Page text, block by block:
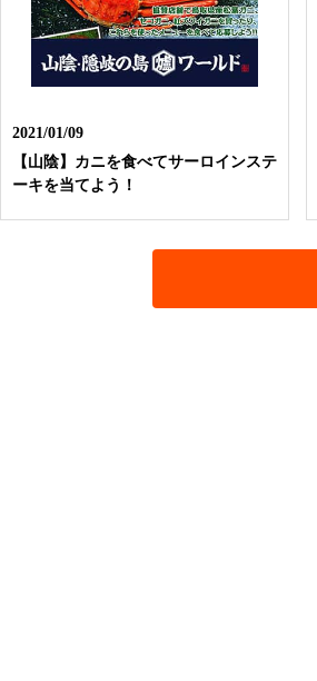
2021/01/09
【山陰】カニを食べてサーロインステ
ーキを当てよう！